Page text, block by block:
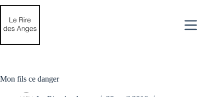
Passer
contenu
Mon fils ce danger